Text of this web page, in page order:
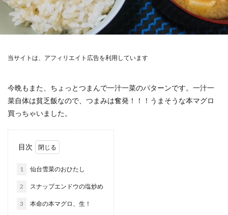
当サイトは、アフィリエイト広告を利用しています
今晩もまた、ちょっとつまんで一汁一菜のパターンです。一汁一
菜自体は貧乏飯なので、つまみは奮発！！！うまそうな本マグロ
買っちゃいました。
目次
1 仙台雪菜のおひたし
2 スナップエンドウの塩炒め
3 本命の本マグロ、生！